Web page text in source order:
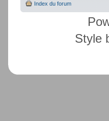
Index du forum
Style